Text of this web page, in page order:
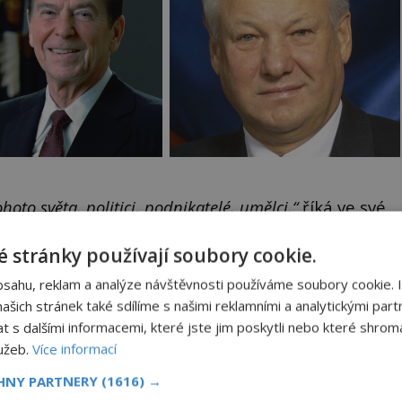
světa, politici, podnikatelé, umělci,“říká ve své
Obraz s andělem chrání
náš dům
Ten obraz byl kýč, se kterým
stránky používají soubory cookie.
reklam a analýze návštěvnosti používáme soubory cookie.
stránek také sdílíme s našimi reklamními a analytickými
s dalšími informacemi, které jste jim poskytli nebo které
Více informací
PARTNERY (1616) →